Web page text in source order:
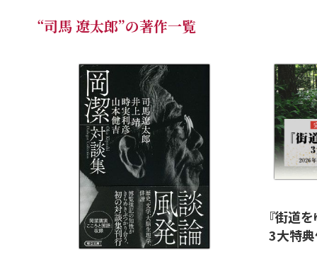
“司馬 遼太郎”の著作一覧
『街道
3大特